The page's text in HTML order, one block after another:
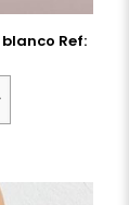
Ref: